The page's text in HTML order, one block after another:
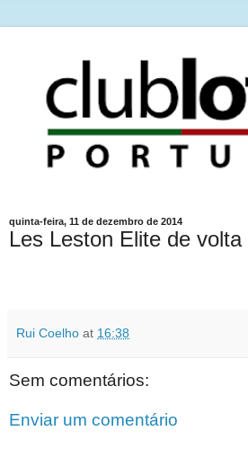
quinta-feira, 11 de dezembro de 2014
Les Leston Elite de
Rui Coelho at 16:38
Sem comentários:
Enviar um comentário